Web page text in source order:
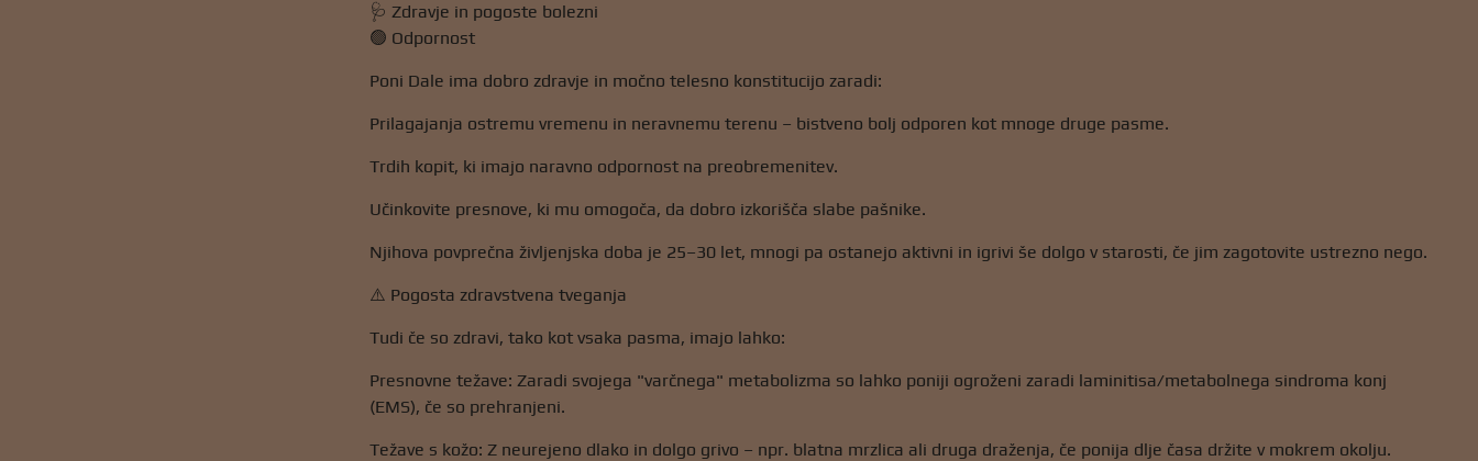
🩺 Zdravje in pogoste bolezni
🟢 Odpornost
Poni Dale ima dobro zdravje in močno telesno konstitucijo zaradi:
Prilagajanja ostremu vremenu in neravnemu terenu – bistveno bolj odporen kot mnoge druge pasme.
Trdih kopit, ki imajo naravno odpornost na preobremenitev.
Učinkovite presnove, ki mu omogoča, da dobro izkorišča slabe pašnike.
Njihova povprečna življenjska doba je 25–30 let, mnogi pa ostanejo aktivni in igrivi še dolgo v starosti, če jim zagotovite ustrezno nego.
⚠️ Pogosta zdravstvena tveganja
Tudi če so zdravi, tako kot vsaka pasma, imajo lahko:
Presnovne težave: Zaradi svojega "varčnega" metabolizma so lahko poniji ogroženi zaradi laminitisa/metabolnega sindroma konj
(EMS), če so prehranjeni.
Težave s kožo: Z neurejeno dlako in dolgo grivo – npr. blatna mrzlica ali druga draženja, če ponija dlje časa držite v mokrem okolju.